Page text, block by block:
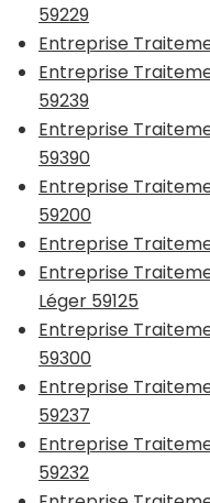
59229
Entreprise
Entreprise
59239
Entreprise
59390
Entreprise
59200
Entreprise
Entreprise
Léger 59125
Entreprise
59300
Entreprise
59237
Entreprise
59232